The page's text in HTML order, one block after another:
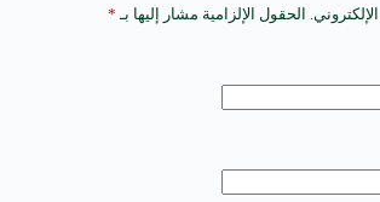
الحقول الإلزامية مشار إليها بـ *